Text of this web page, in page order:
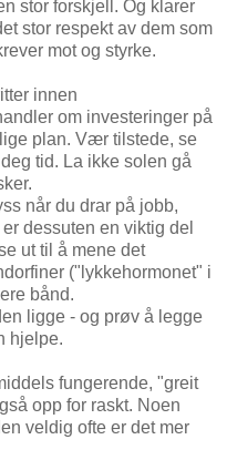
stor forskjell. Og klarer
stor respekt av dem som
mot og styrke.
innen
om investeringer på
plan. Vær tilstede, se
tid. La ikke solen gå
når du drar på jobb,
dessuten en viktig del
ut til å mene det
("lykkehormonet" i
bånd.
ligge - og prøv å legge
hjelpe.
fungerende, "greit
opp for raskt. Noen
veldig ofte er det mer